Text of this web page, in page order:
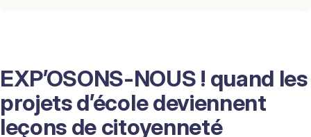
EXP’OSONS-NOUS ! quand les
projets d’école deviennent
leçons de citoyenneté